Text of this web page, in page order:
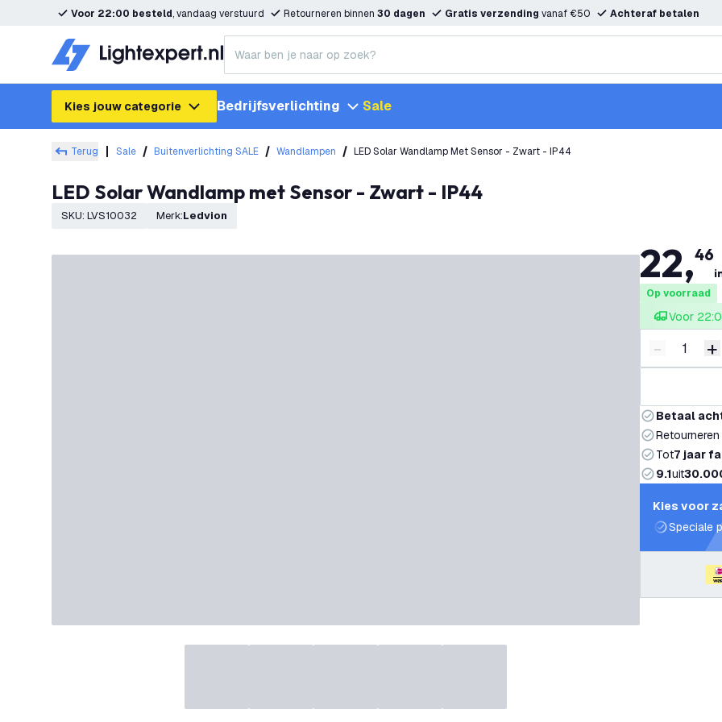
Voor 22:00 besteld, vandaag verstuurd Retourneren binnen 30 dagen Gratis verzending vanaf €50 Achteraf betalen
Kies jouw categorie Bedrijfsverlichting Sale
Terug Sale Buitenverlichting SALE Wandlampen LED Solar Wandlamp Met Sensor - Zwart - IP44
LED Solar Wandlamp met Sensor - Zwart - IP44
SKU: LVS10032 Merk: Ledvion
22,46
Op voorraad
Voor
Verminder
- +
Betaal
Tot7 jaar
9.1uit
Kies voor
Speciale